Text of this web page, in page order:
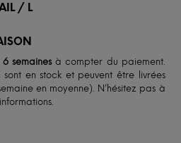
/ L
semainesà compter du paiement.
en stock et peuvent être livrées
en moyenne). N’hésitez pas à